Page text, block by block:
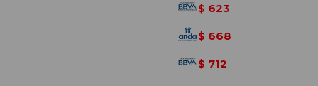
$ 623
$ 668
$ 712